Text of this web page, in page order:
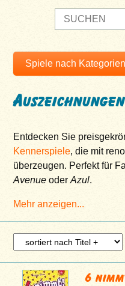
Auszeichnungen
Entdecken Sie
Kennerspiele, die mit
überzeugen. Perfekt für
Avenue oderAzul.
Mehr anzeigen...
6